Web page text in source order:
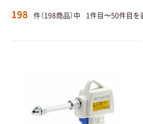
198 件（198商品）中 1件目〜50件目を